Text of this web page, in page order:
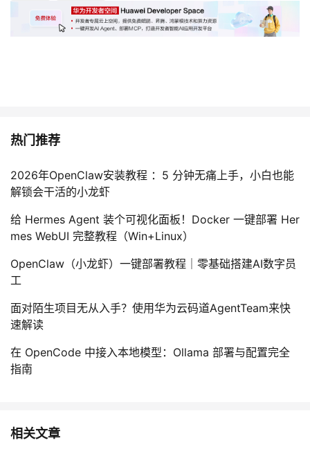
热门推荐
2026年OpenClaw安装教程 ：5 分钟无痛上手，小白也能
解锁会干活的小龙虾
给 Hermes Agent 装个可视化面板！Docker 一键部署 Her
mes WebUI 完整教程（Win+Linux）
OpenClaw（小龙虾）一键部署教程｜零基础搭建AI数字员
工
面对陌生项目无从入手？使用华为云码道AgentTeam来快
速解读
在 OpenCode 中接入本地模型：Ollama 部署与配置完全
指南
相关文章